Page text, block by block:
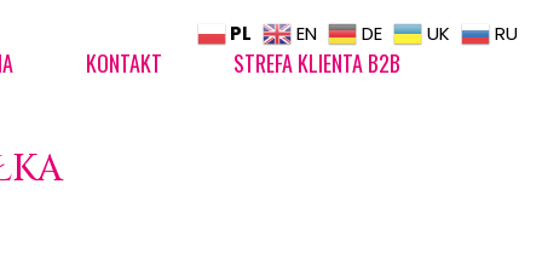
KONTAKT STREFA KLIENTA B2B
PL EN DE UK RU